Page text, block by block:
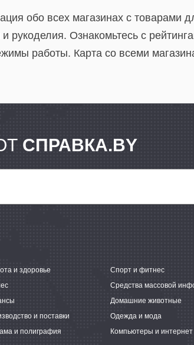
обо всех магазинах с товарами
Ознакомьтесь с
работы. Карта со всеми
СПРАВКА.BY
и здоровье
Спорт и фитнес
Средства массовой
Домашние животные
и поставки
Одежда и мода
и полиграфия
Компьютеры и интернет